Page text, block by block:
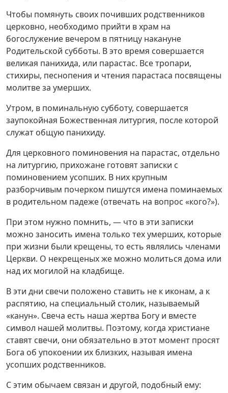
Чтобы помянуть своих почивших родственников
церковно, необходимо прийти в храм на
богослужение вечером в пятницу накануне
Родительской субботы. В это время совершается
великая панихида, или парастас. Все тропари,
стихиры, песнопения и чтения парастаса посвящены
молитве за умерших.
Утром, в поминальную субботу, совершается
заупокойная Божественная литургия, после которой
служат общую панихиду.
Для церковного поминовения на парастас, отдельно
на литургию, прихожане готовят записки с
поминовением усопших. В них крупным
разборчивым почерком пишутся имена поминаемых
в родительном падеже (отвечать на вопрос «кого?»).
При этом нужно помнить, — что в эти записки
можно заносить имена только тех умерших, которые
при жизни были крещены, то есть являлись членами
Церкви. О некрещеных же можно молиться дома или
над их могилой на кладбище.
В эти дни свечи положено ставить не к иконам, а к
распятию, на специальный столик, называемый
«канун». Свеча есть наша жертва Богу и вместе
символ нашей молитвы. Поэтому, когда христиане
ставят свечи, они обязательно в этот момент просят
Бога об упокоении их близких, называя имена
усопших родственников.
С этим обычаем связан и другой, подобный ему: